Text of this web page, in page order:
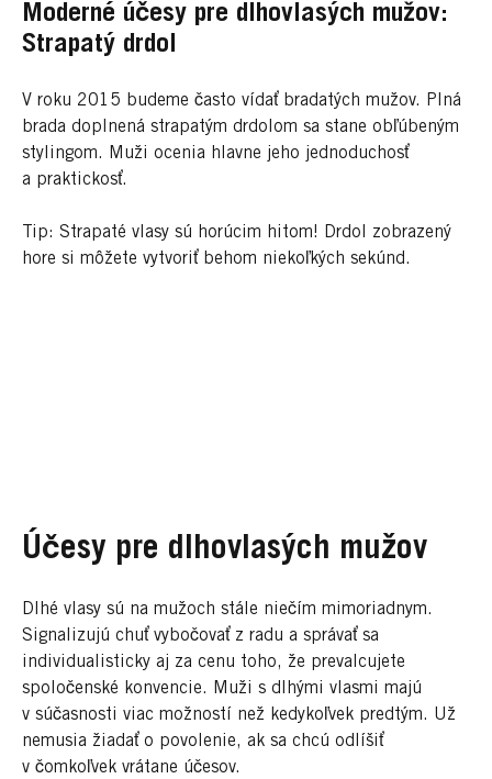
Moderné účesy pre dlhovlasých mužov:
Strapatý drdol
V roku 2015 budeme často vídať bradatých mužov. Plná
brada doplnená strapatým drdolom sa stane obľúbeným
stylingom. Muži ocenia hlavne jeho jednoduchosť
a praktickosť.
Tip: Strapaté vlasy sú horúcim hitom! Drdol zobrazený
hore si môžete vytvoriť behom niekoľkých sekúnd.
Účesy pre dlhovlasých mužov
Dlhé vlasy sú na mužoch stále niečím mimoriadnym.
Signalizujú chuť vybočovať z radu a správať sa
individualisticky aj za cenu toho, že prevalcujete
spoločenské konvencie. Muži s dlhými vlasmi majú
v súčasnosti viac možností než kedykoľvek predtým. Už
nemusia žiadať o povolenie, ak sa chcú odlíšiť
v čomkoľvek vrátane účesov.